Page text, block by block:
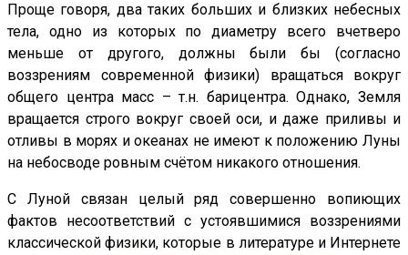
Проще говоря, два таких больших и близких небесных
тела, одно из которых по диаметру всего вчетверо
меньше от другого, должны были бы (согласно
воззрениям современной физики) вращаться вокруг
общего центра масс – т.н. барицентра. Однако, Земля
вращается строго вокруг своей оси, и даже приливы и
отливы в морях и океанах не имеют к положению Луны
на небосводе ровным счётом никакого отношения.
С Луной связан целый ряд совершенно вопиющих
фактов несоответствий с устоявшимися воззрениями
классической физики, которые в литературе и Интернете